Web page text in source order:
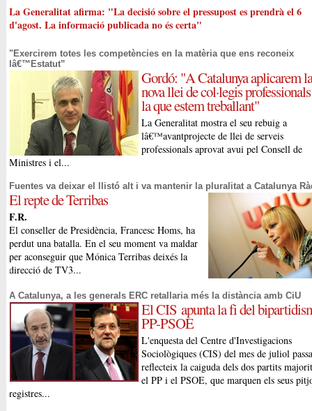
La Generalitat afirma: "La decisió sobre el pressupost es prendrà el 6
d'agost. La informació publicada no és certa"
"Exercirem totes les competències en la matèria que ens reconeix
lâ€™Estatut”
Gordó: "A Catalunya aplicarem
nova llei de col·legis
la que estem treballant"
La Generalitat mostra el seu rebuig a
lâ€™avantprojecte de llei de serveis
professionals aprovat avui pel Consell de
Ministres i el...
Fuentes va deixar el llistó alt i va mantenir la pluralitat a Catalunya
El repte de Terribas
F.R.
El conseller de Presidència, Francesc Homs, ha
perdut una batalla. En el seu moment va maldar
per aconseguir que Mónica Terribas deixés la
direcció de TV3...
A Catalunya, a les generals ERC retallaria més la distància amb CiU
El CIS apunta la fi del
PP-PSOE
L'enquesta del Centre d'Investigacions
Sociològiques (CIS) del mes de juliol
reflecteix la caiguda dels dos partits
el PP i el PSOE, que marquen els seus
registres...